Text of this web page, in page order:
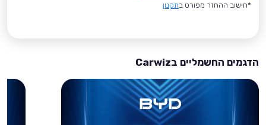
*חישוב ההחזר מפורט בתקנון
הדגמים החשמליים בCarwiz